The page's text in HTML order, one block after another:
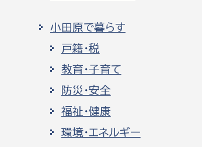
小田原で暮らす
戸籍・税
教育・子育て
防災・安全
福祉・健康
環境・エネルギー